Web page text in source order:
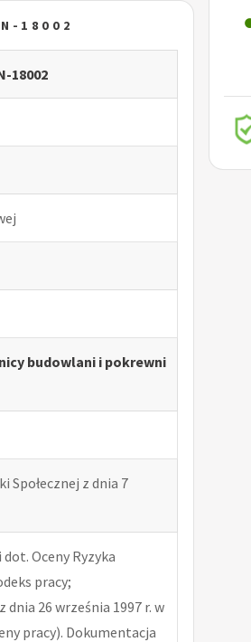
N-18002
18002
budowlani i pokrewni
z dnia 7
Oceny Ryzyka
pracy;
26 września 1997 r. w
pracy). Dokumentacja